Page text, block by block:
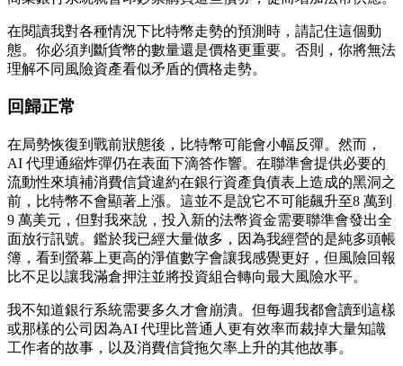
在閱讀我對各種情況下比特幣走勢的預測時，請記住這個動
態。你必須判斷貨幣的數量還是價格更重要。否則，你將無法
理解不同風險資產看似矛盾的價格走勢。
回歸正常
在局勢恢復到戰前狀態後，比特幣可能會小幅反彈。然而，
AI 代理通縮炸彈仍在表面下滴答作響。在聯準會提供必要的
流動性來填補消費信貸違約在銀行資產負債表上造成的黑洞之
前，比特幣不會顯著上漲。這並不是說它不可能飆升至8 萬到
9 萬美元，但對我來說，投入新的法幣資金需要聯準會發出全
面放行訊號。鑑於我已經大量做多，因為我經營的是純多頭帳
簿，看到螢幕上更高的淨值數字會讓我感覺更好，但風險回報
比不足以讓我滿倉押注並將投資組合轉向最大風險水平。
我不知道銀行系統需要多久才會崩潰。但每週我都會讀到這樣
或那樣的公司因為AI 代理比普通人更有效率而裁掉大量知識
工作者的故事，以及消費信貸拖欠率上升的其他故事。